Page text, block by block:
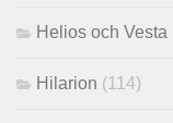
Helios och Vesta
Hilarion (114)